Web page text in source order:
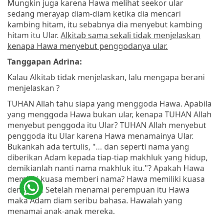
Mungkin juga karena Hawa melihat seekor ular
sedang merayap diam-diam ketika dia mencari
kambing hitam, itu sebabnya dia menyebut kambing
hitam itu Ular. Alkitab sama sekali tidak menjelaskan
kenapa Hawa menyebut penggodanya ular.
Tanggapan Adrina:
Kalau Alkitab tidak menjelaskan, lalu mengapa berani
menjelaskan ?
TUHAN Allah tahu siapa yang menggoda Hawa. Apabila
yang menggoda Hawa bukan ular, kenapa TUHAN Allah
menyebut penggoda itu Ular? TUHAN Allah menyebut
penggoda itu Ular karena Hawa menamainya Ular.
Bukankah ada tertulis, "… dan seperti nama yang
diberikan Adam kepada tiap-tiap makhluk yang hidup,
demikianlah nanti nama makhluk itu."? Apakah Hawa
memiliki kuasa memberi nama? Hawa memiliki kuasa
demikian. Setelah menamai perempuan itu Hawa
maka Adam diam seribu bahasa. Hawalah yang
menamai anak-anak mereka.